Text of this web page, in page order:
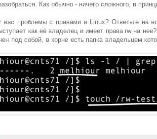
Как обычно - ничего сложного, в
вас проблемы с правами в Linux? Ответьте на
как её владелец и имеет права rw на
под собой, в корне есть папка владельцем